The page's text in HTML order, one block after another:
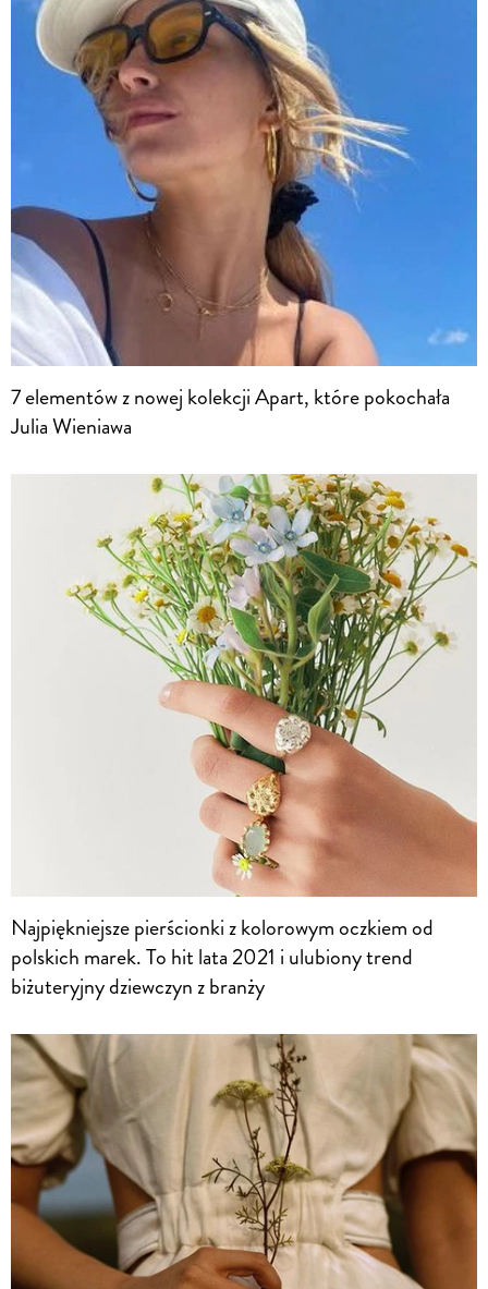
7 elementów z nowej kolekcji Apart, które pokochała
Julia Wieniawa
Najpiękniejsze pierścionki z kolorowym oczkiem od
polskich marek. To hit lata 2021 i ulubiony trend
biżuteryjny dziewczyn z branży